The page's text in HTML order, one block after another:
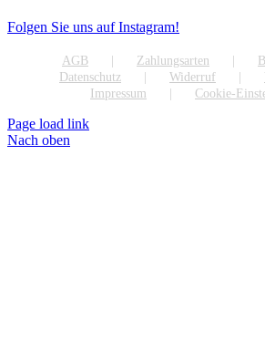
Folgen Sie uns auf Instagram!
AGB Zahlungsarten
Datenschutz
Widerruf
Impressum
Cookie-
Page load link
Nach oben